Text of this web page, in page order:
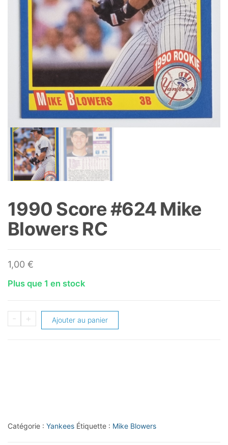
1990 Score #624 Mike
Blowers RC
1,00 €
Plus que 1 en stock
-
quantité
+ Ajouter au panier
Catégorie : Yankees Étiquette : Mike Blowers